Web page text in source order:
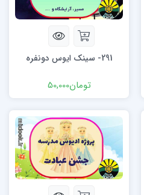
291- سینک ایوس دونفره
تومان50,000